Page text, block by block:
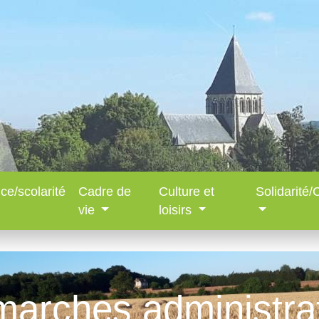
scolarité
Cadre de
vie
Culture et
loisirs
Solidarité/